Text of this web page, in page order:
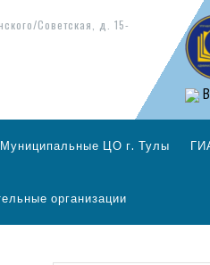
Советская, д. 15-
Муниципальные ЦО г. Тулы
организации